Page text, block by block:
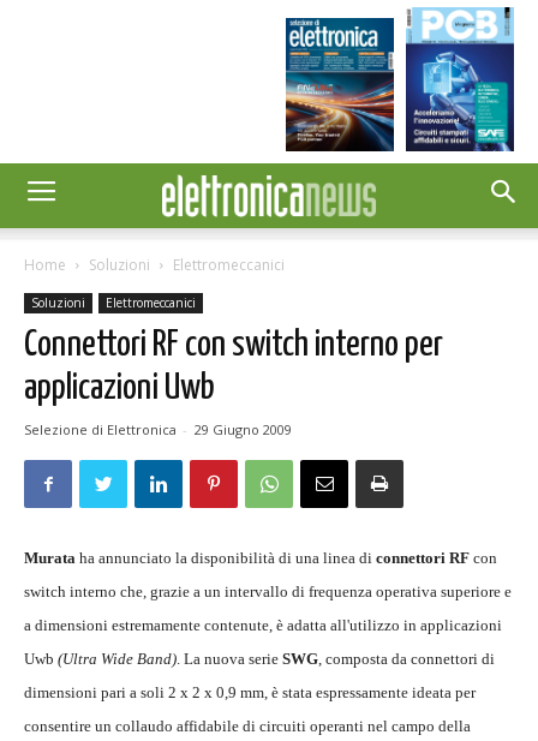
Home Soluzioni Elettromeccanici
Soluzioni Elettromeccanici
Connettori RF con switch interno per
applicazioni Uwb
Selezione di Elettronica - 29 Giugno 2009
Murata ha annunciato la disponibilità di una linea di connettori RF con
switch interno che, grazie a un intervallo di frequenza operativa superiore e
a dimensioni estremamente contenute, è adatta all'utilizzo in applicazioni
Uwb (Ultra Wide Band). La nuova serie SWG, composta da connettori di
dimensioni pari a soli 2 x 2 x 0,9 mm, è stata espressamente ideata per
consentire un collaudo affidabile di circuiti operanti nel campo della